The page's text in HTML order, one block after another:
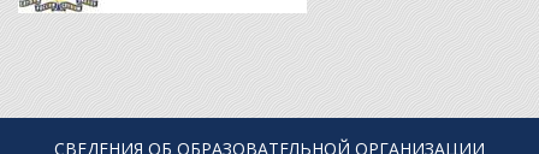
СВЕДЕНИЯ ОБ ОБРАЗОВАТЕЛЬНОЙ ОРГАНИЗАЦИИ